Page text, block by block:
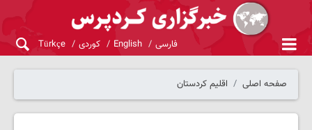
فارسی English کوردی Türkçe
صفحه اصلی اقلیم کردستان